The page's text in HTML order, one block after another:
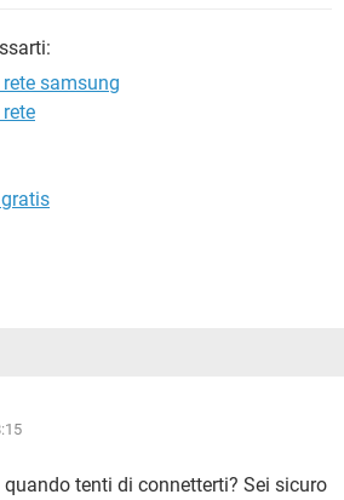
samsung
quando tenti di connetterti? Sei sicuro